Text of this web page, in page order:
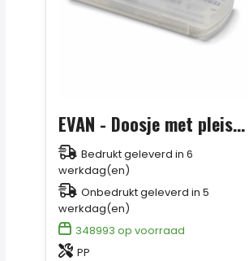
EVAN - Doosje met pleisters
Bedrukt geleverd in 6
werkdag(en)
Onbedrukt geleverd in 5
werkdag(en)
348993 op voorraad
PP